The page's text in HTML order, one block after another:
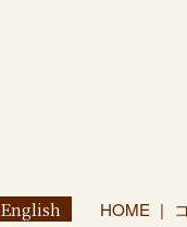
English HOME